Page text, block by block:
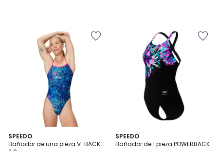
SPEEDO
Bañador de una pieza V-BACK
SPEEDO
Bañador de 1 pieza POWERBACK